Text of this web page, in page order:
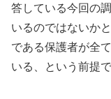
答している今回の
いるのではないか
である保護者が全
いる、という前提